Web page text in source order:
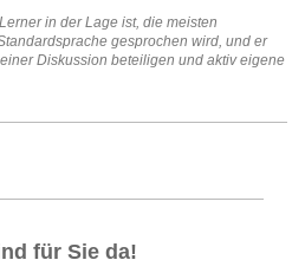
in der Lage ist, die meisten
gesprochen wird, und er
Diskussion beteiligen und aktiv eigene
für Sie da!